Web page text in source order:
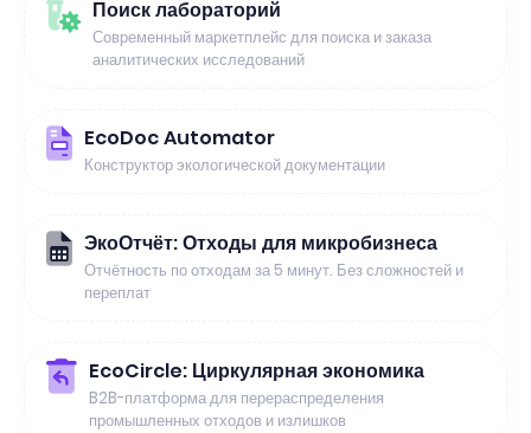
Поиск лабораторий
Современный маркетплейс для поиска и заказа
аналитических исследований
EcoDoc Automator
Конструктор экологической документации
ЭкоОтчёт: Отходы для микробизнеса
Отчётность по отходам за 5 минут. Без сложностей и
переплат
EcoCircle: Циркулярная экономика
B2B-платформа для перераспределения
промышленных отходов и излишков